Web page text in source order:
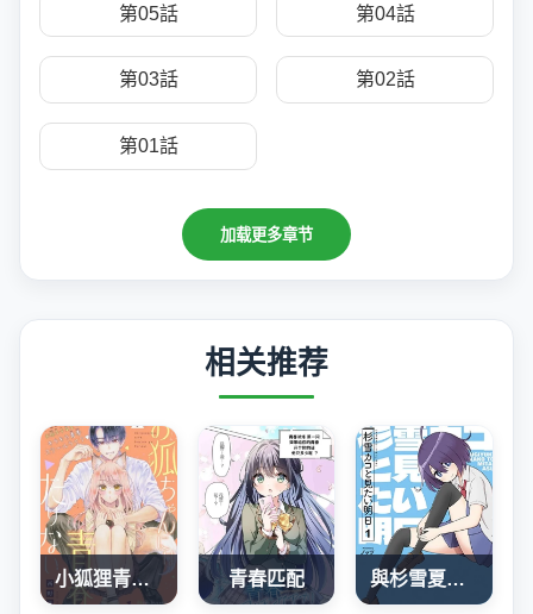
第05話 第04話
第03話 第02話
第01話
加载更多章节
相关推荐
小狐狸青春不足 青春匹配 與杉雪夏子的明天